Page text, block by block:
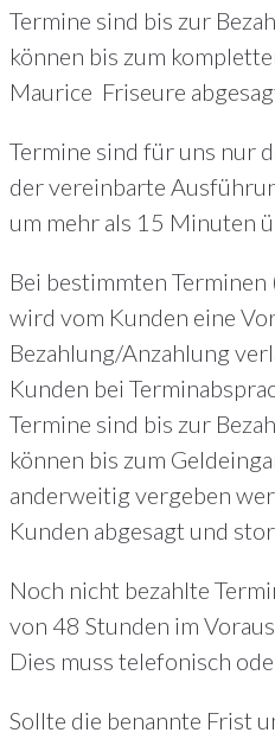
Termine sind bis zur
können bis zum
Maurice Friseure
Termine sind für uns nur
der vereinbarte
um mehr als 15 Minuten
Bei bestimmten
wird vom Kunden eine
Bezahlung/Anzahlung
Kunden bei
Termine sind bis zur
können bis zum
anderweitig vergeben
Kunden abgesagt und
Noch nicht bezahlte
von 48 Stunden im
Dies muss telefonisch
Sollte die benannte Frist